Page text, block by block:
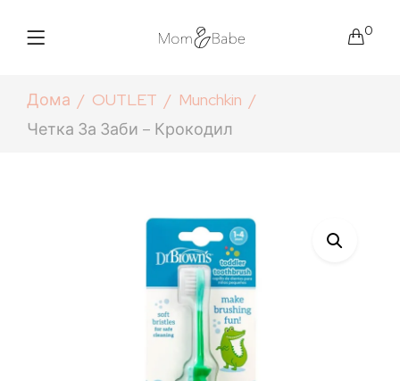
0
Дома OUTLET
Munchkin
Четка За Заби – Крокодил